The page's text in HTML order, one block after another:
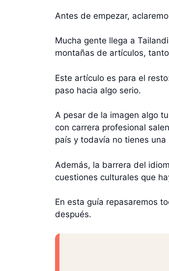
Antes de empezar,
Mucha gente llega a
montañas de artículos,
Este artículo es para el
paso hacia algo serio.
A pesar de la imagen algo
con carrera profesional
país y todavía no tienes una
Además, la barrera del
cuestiones culturales que
En esta guía repasaremos
después.